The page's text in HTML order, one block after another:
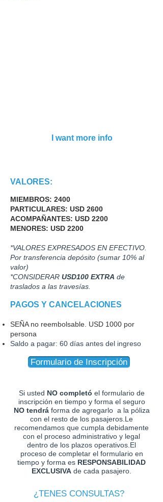
I want more info
VALORES:
MIEMBROS: 2400
PARTICULARES: USD 2600
ACOMPAÑANTES: USD 2200
MENORES: USD 2200
*VALORES EXPRESADOS EN EFECTIVO.
Por transferencia depósito (sumar 10% al
valor)
*CONSIDERAR USD100 EXTRA de
traslados a las travesías.
PAGOS Y CANCELACIONES
SEÑA no reembolsable. USD 1000 por
persona
Saldo a pagar: 60 días antes del ingreso
Formulario de Inscripción
Si usted NO completó el formulario de
inscripción en tiempo y forma el seguro
NO tendráforma de agregarlo a la póliza
con el resto de los pasajeros.Le
recomendamos que cumpla debidamente
con el proceso administrativo y legal
dentro de los plazos operativos.El
proceso de completar el formulario en
tiempo y forma es RESPONSABILIDAD
EXCLUSIVA de cada pasajero.
¿TENES CONSULTAS?